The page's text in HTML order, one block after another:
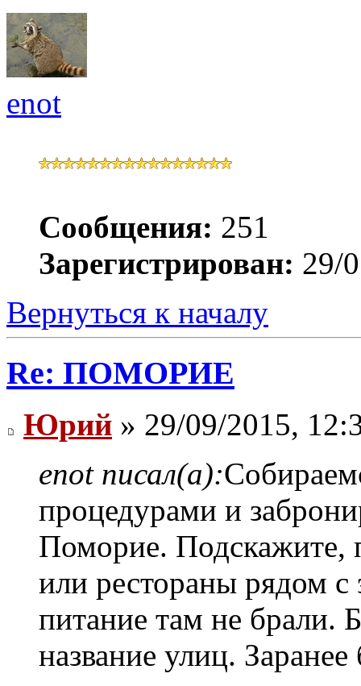
enot
Сообщения: 251
Зарегистрирован: 29/
Вернуться к началу
Re: ПОМОРИЕ
Юрий » 29/09/2015,
enot писал(а):
процедурами и
Поморие. Подскажите,
или рестораны рядом с
питание там не брали.
название улиц.